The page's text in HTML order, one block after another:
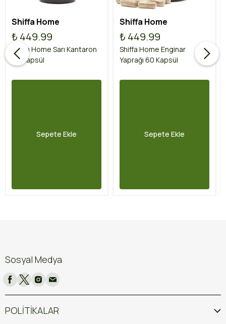
Shiffa Home
₺ 449.99
Shiffa Home Sarı Kantaron
60 Kapsül
Sepete Ekle
Shiffa Home
₺ 449.99
Shiffa Home Enginar
Yaprağı 60 Kapsül
Sepete Ekle
Sosyal Medya
POLİTİKALAR